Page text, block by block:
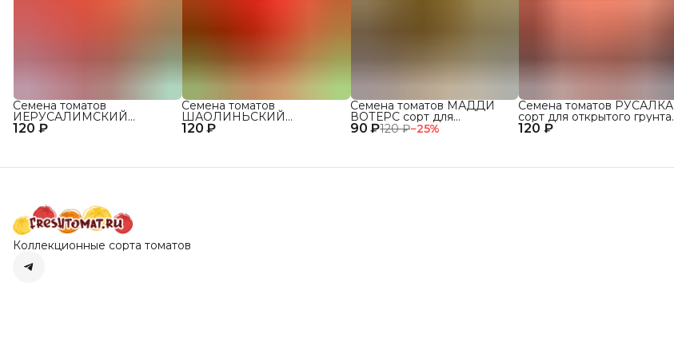
120 ₽
Семена томатов
ИЕРУСАЛИМСКИЙ
ГИГАНТ сорт для открытого 120 ₽
Семена томатов
ШАОЛИНЬСКИЙ
ВЕЛИКАН сорт для 90 ₽120 ₽−25%
Семена томатов МАДДИ
ВОТЕРС сорт для
открытого грунта и теплиц 120 ₽
Семена томатов РУСАЛКА
сорт для открытого грунта
и теплиц
Коллекционные сорта томатов